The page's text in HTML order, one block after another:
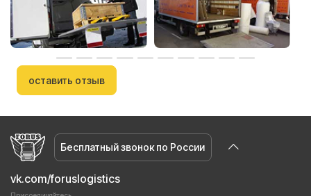
оставить отзыв
Бесплатный звонок по России
vk.com/foruslogistics